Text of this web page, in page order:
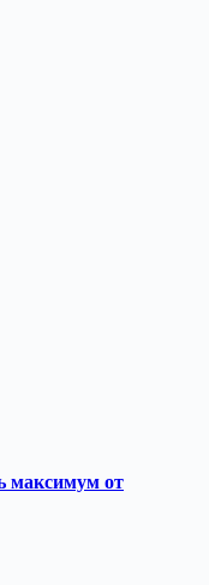
максимум от